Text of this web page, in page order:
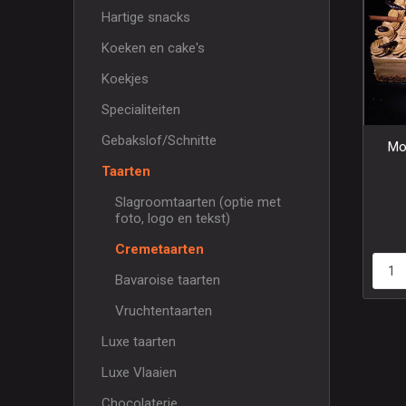
Hartige snacks
Koeken en cake's
Koekjes
Specialiteiten
Gebakslof/Schnitte
Taarten
Slagroomtaarten (optie met
foto, logo en tekst)
Cremetaarten
Bavaroise taarten
Vruchtentaarten
Luxe taarten
Luxe Vlaaien